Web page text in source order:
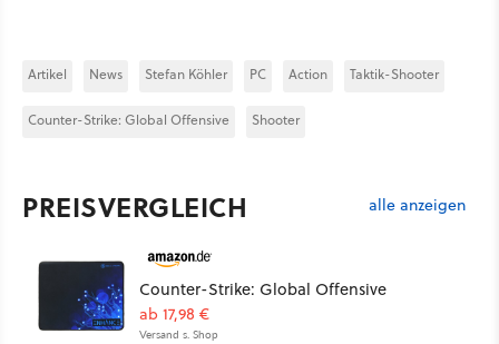
Artikel News Stefan Köhler PC Action Taktik-Shooter
Counter-Strike: Global Offensive Shooter
PREISVERGLEICH alle anzeigen
Counter-Strike: Global Offensive
ab 17,98 €
Versand s. Shop